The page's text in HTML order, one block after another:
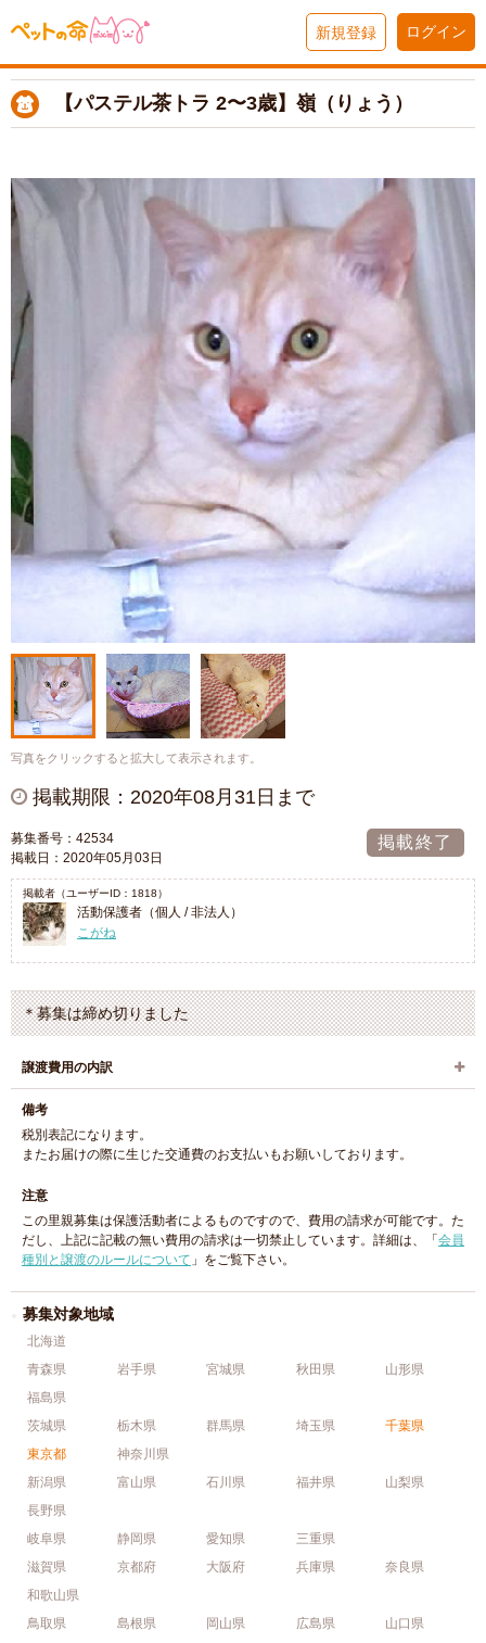
新規登録 ログイン
【パステル茶トラ 2〜3歳】嶺（りょう）
写真をクリックすると拡大して表示されます。
掲載期限：2020年08月31日まで
募集番号：42534
掲載日：2020年05月03日
掲載終了
掲載者（ユーザーID：1818）
活動保護者（個人 / 非法人）
こがね
＊募集は締め切りました
譲渡費用の内訳
備考
税別表記になります。
またお届けの際に生じた交通費のお支払いもお願いしております。
注意
この里親募集は保護活動者によるものですので、費用の請求が可能です。た
だし、上記に記載の無い費用の請求は一切禁止しています。詳細は、「 会員
種別と譲渡のルールについて 」をご覧下さい。
募集対象地域
北海道
青森県
岩手県 宮城県 秋田県
山形県
福島県
茨城県
栃木県 群馬県 埼玉県
千葉県
東京都
神奈川県
新潟県
富山県 石川県 福井県
山梨県
長野県
岐阜県
静岡県 愛知県
三重県
滋賀県
京都府 大阪府 兵庫県
奈良県
和歌山県
鳥取県
島根県 岡山県 広島県
山口県